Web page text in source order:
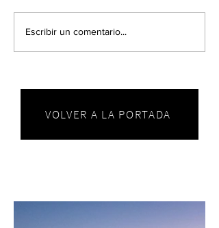
Escribir un comentario...
VOLVER A LA PORTADA